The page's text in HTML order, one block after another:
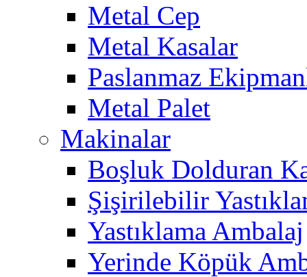
Metal Cep
Metal Kasalar
Paslanmaz
Metal Palet
Makinalar
Boşluk Dolduran
Şişirilebilir
Yastıklama Ambalaj
Yerinde Köpük